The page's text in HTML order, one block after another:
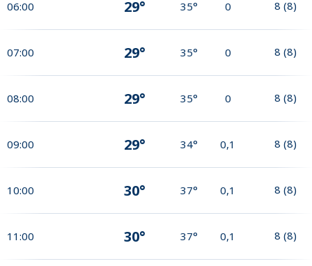
06:00 29° 35° 0 8 (8)
07:00 29° 35° 0 8 (8)
08:00 29° 35° 0 8 (8)
09:00 29° 34° 0,1 8 (8)
10:00 30° 37° 0,1 8 (8)
11:00 30° 37° 0,1 8 (8)